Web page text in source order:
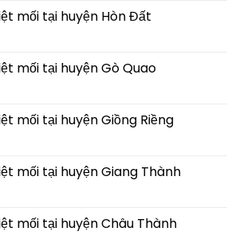
mối tại huyện Hòn Đất
mối tại huyện Gò Quao
mối tại huyện Giồng Riềng
mối tại huyện Giang Thành
mối tại huyện Châu Thành